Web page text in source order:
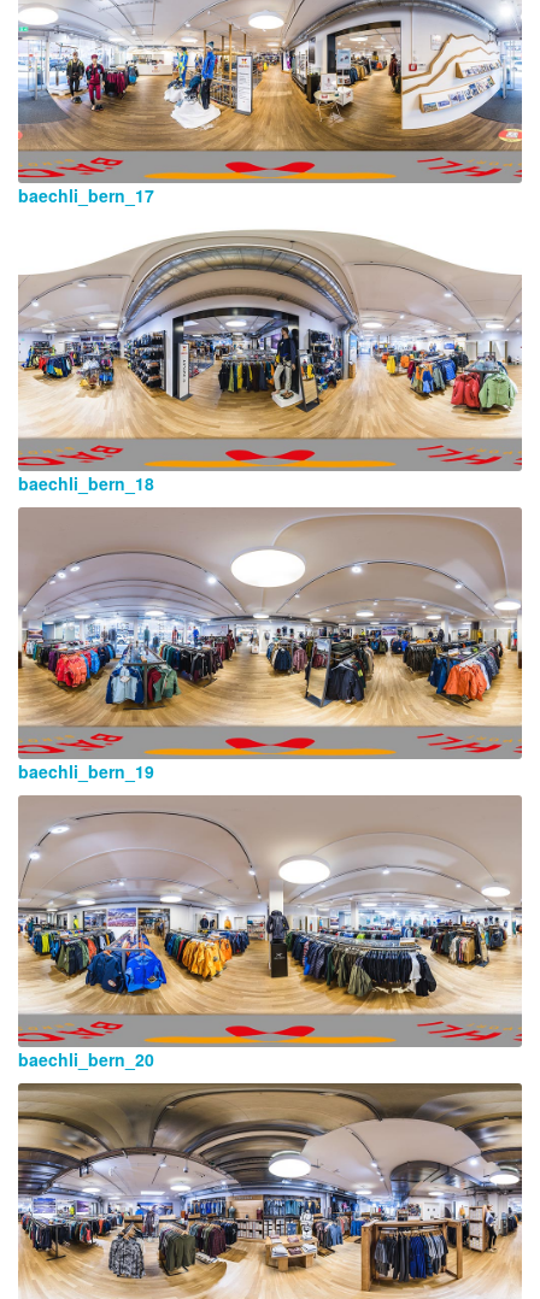
baechli_bern_17
baechli_bern_18
baechli_bern_19
baechli_bern_20